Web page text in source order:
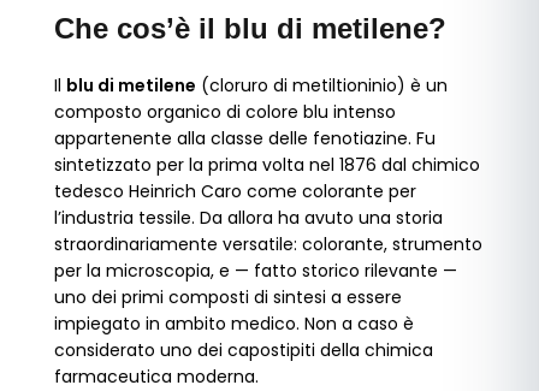
Che cos’è il blu di metilene?
Il blu di metilene (cloruro di metiltioninio) è un
composto organico di colore blu intenso
appartenente alla classe delle fenotiazine. Fu
sintetizzato per la prima volta nel 1876 dal chimico
tedesco Heinrich Caro come colorante per
l’industria tessile. Da allora ha avuto una storia
straordinariamente versatile: colorante, strumento
per la microscopia, e — fatto storico rilevante —
uno dei primi composti di sintesi a essere
impiegato in ambito medico. Non a caso è
considerato uno dei capostipiti della chimica
farmaceutica moderna.